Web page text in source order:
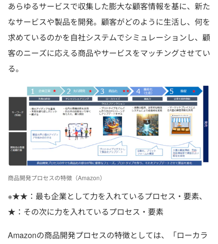
あらゆるサービスで収集した膨大な顧客情報を基に、新た
なサービスや製品を開発。顧客がどのように生活し、何を
求めているのかを自社システムでシミュレーションし、顧
客のニーズに応える商品やサービスをマッチングさせてい
る。
商品開発プロセスの特徴（Amazon）
※★★：最も企業として力を入れているプロセス・要素、
★：その次に力を入れているプロセス・要素
Amazonの商品開発プロセスの特徴としては、「ローカラ